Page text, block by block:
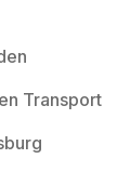
Transport